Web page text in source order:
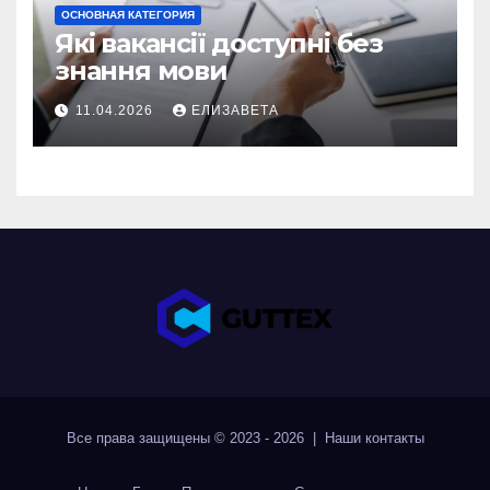
ОСНОВНАЯ КАТЕГОРИЯ
Які вакансії доступні без
знання мови
11.04.2026 ЕЛИЗАВЕТА
Все права защищены © 2023 - 2026 | Наши контакты